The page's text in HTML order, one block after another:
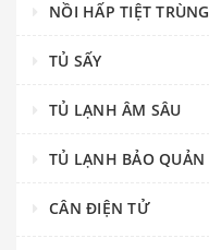
NỒI HẤP TIỆT TRÙNG
TỦ SẤY
TỦ LẠNH ÂM SÂU
TỦ LẠNH BẢO QUẢN
CÂN ĐIỆN TỬ